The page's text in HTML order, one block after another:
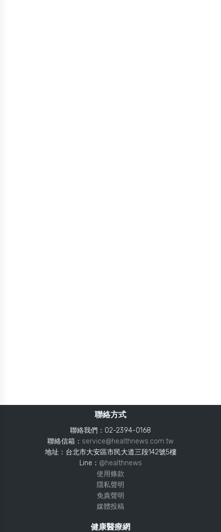
聯絡方式
聯絡我們：02-2394-0168
聯絡信箱： service@healthnews.com.tw
地址：台北市大安區市民大道三段142號5樓
Line： @healthnews
使用條款
隱私聲明
免責聲明
媒體投稿
健康醫療網